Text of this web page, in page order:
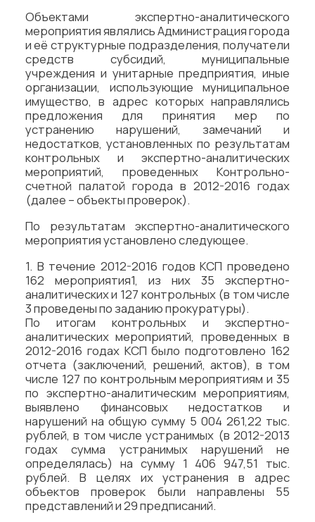
Объектами экспертно-аналитического
мероприятия являлись Администрация города
и её структурные подразделения, получатели
средств субсидий, муниципальные
учреждения и унитарные предприятия, иные
организации, использующие муниципальное
имущество, в адрес которых направлялись
предложения для принятия мер по
устранению нарушений, замечаний и
недостатков, установленных по результатам
контрольных и экспертно-аналитических
мероприятий, проведенных Контрольно-
счетной палатой города в 2012-2016 годах
(далее – объекты проверок).
По результатам экспертно-аналитического
мероприятия установлено следующее.
1. В течение 2012-2016 годов КСП проведено
162 мероприятия1, из них 35 экспертно-
аналитических и 127 контрольных (в том числе
3 проведены по заданию прокуратуры).
По итогам контрольных и экспертно-
аналитических мероприятий, проведенных в
2012-2016 годах КСП было подготовлено 162
отчета (заключений, решений, актов), в том
числе 127 по контрольным мероприятиям и 35
по экспертно-аналитическим мероприятиям,
выявлено финансовых недостатков и
нарушений на общую сумму 5 004 261,22 тыс.
рублей, в том числе устранимых (в 2012-2013
годах сумма устранимых нарушений не
определялась) на сумму 1 406 947,51 тыс.
рублей. В целях их устранения в адрес
объектов проверок были направлены 55
представлений и 29 предписаний.